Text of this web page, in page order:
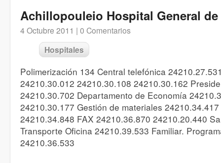
Achillopouleio Hospital General
4 Octubre 2011 | 0 Comentarios
Hospitales
Polimerización 134 Central telefónica
24210.30.012 24210.30.108 24210.30.162
24210.30.702 Departamento de Economía
24210.30.177 Gestión de materiales
24210.34.848 FAX 24210.36.870 24210.20.440
Transporte Oficina 24210.39.533 Familiar.
24210.36.533